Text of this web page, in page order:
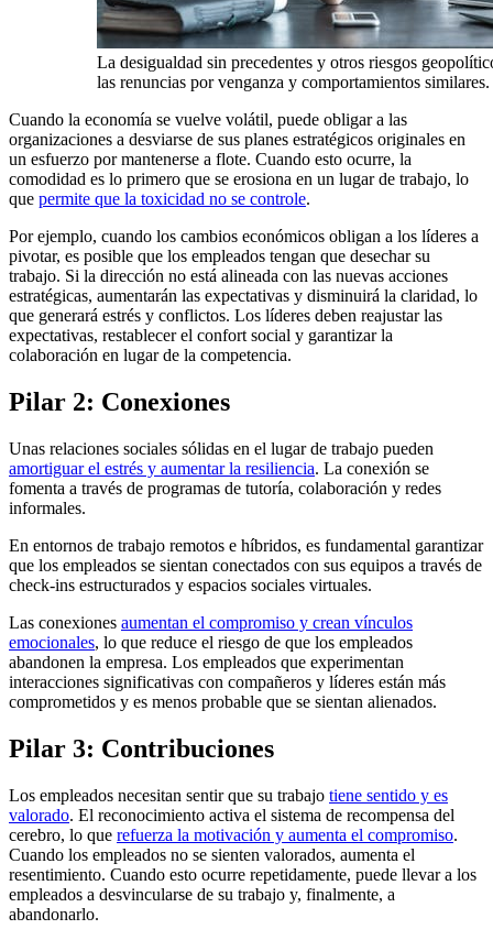
La desigualdad sin precedentes y otros riesgos
las renuncias por venganza y comportamientos
Cuando la economía se vuelve volátil, puede obligar a las
organizaciones a desviarse de sus planes estratégicos originales en
un esfuerzo por mantenerse a flote. Cuando esto ocurre, la
comodidad es lo primero que se erosiona en un lugar de trabajo, lo
que permite que la toxicidad no se controle.
Por ejemplo, cuando los cambios económicos obligan a los líderes a
pivotar, es posible que los empleados tengan que desechar su
trabajo. Si la dirección no está alineada con las nuevas acciones
estratégicas, aumentarán las expectativas y disminuirá la claridad, lo
que generará estrés y conflictos. Los líderes deben reajustar las
expectativas, restablecer el confort social y garantizar la
colaboración en lugar de la competencia.
Pilar 2: Conexiones
Unas relaciones sociales sólidas en el lugar de trabajo pueden
amortiguar el estrés y aumentar la resiliencia. La conexión se
fomenta a través de programas de tutoría, colaboración y redes
informales.
En entornos de trabajo remotos e híbridos, es fundamental garantizar
que los empleados se sientan conectados con sus equipos a través de
check-ins estructurados y espacios sociales virtuales.
Las conexiones aumentan el compromiso y crean vínculos
emocionales, lo que reduce el riesgo de que los empleados
abandonen la empresa. Los empleados que experimentan
interacciones significativas con compañeros y líderes están más
comprometidos y es menos probable que se sientan alienados.
Pilar 3: Contribuciones
Los empleados necesitan sentir que su trabajo tiene sentido y es
valorado. El reconocimiento activa el sistema de recompensa del
cerebro, lo que refuerza la motivación y aumenta el compromiso.
Cuando los empleados no se sienten valorados, aumenta el
resentimiento. Cuando esto ocurre repetidamente, puede llevar a los
empleados a desvincularse de su trabajo y, finalmente, a
abandonarlo.